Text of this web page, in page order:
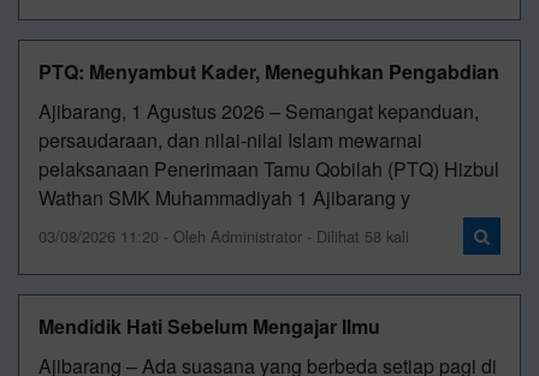
PTQ: Menyambut Kader, Meneguhkan Pengabdian
Ajibarang, 1 Agustus 2026 – Semangat kepanduan,
persaudaraan, dan nilai-nilai Islam mewarnai
pelaksanaan Penerimaan Tamu Qobilah (PTQ) Hizbul
Wathan SMK Muhammadiyah 1 Ajibarang y
03/08/2026 11:20 - Oleh Administrator - Dilihat 58 kali
Mendidik Hati Sebelum Mengajar Ilmu
Ajibarang – Ada suasana yang berbeda setiap pagi di